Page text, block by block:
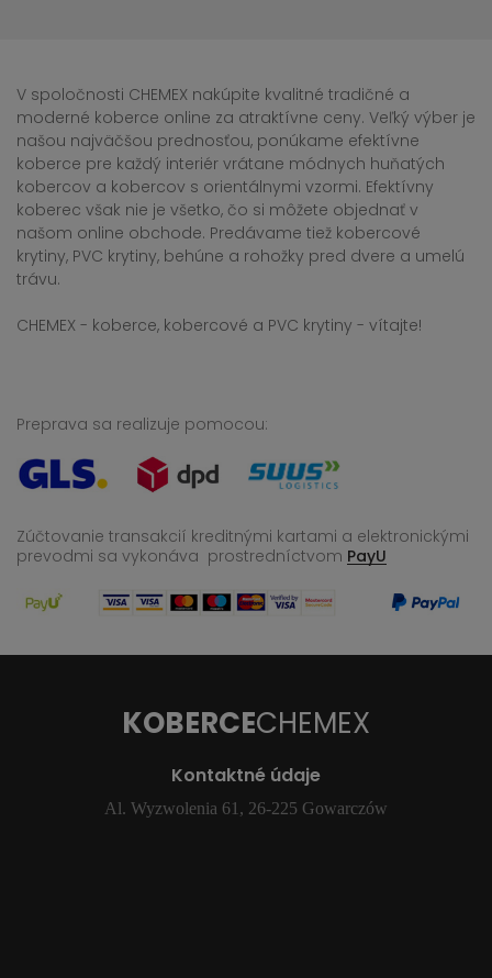
V spoločnosti CHEMEX nakúpite kvalitné tradičné a
moderné koberce online za atraktívne ceny. Veľký výber je
našou najväčšou prednosťou, ponúkame efektívne
koberce pre každý interiér vrátane módnych huňatých
kobercov a kobercov s orientálnymi vzormi. Efektívny
koberec však nie je všetko, čo si môžete objednať v
našom online obchode. Predávame tiež kobercové
krytiny, PVC krytiny, behúne a rohožky pred dvere a umelú
trávu.
CHEMEX - koberce, kobercové a PVC krytiny - vítajte!
Preprava sa realizuje pomocou:
Zúčtovanie transakcií kreditnými kartami a elektronickými
prevodmi sa vykonáva prostredníctvom PayU
KOBERCECHEMEX
Kontaktné údaje
Al. Wyzwolenia 61, 26-225 Gowarczów